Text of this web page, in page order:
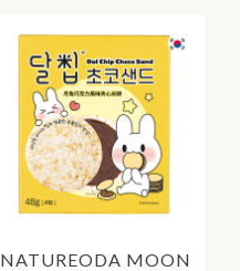
NATUREODA MOON